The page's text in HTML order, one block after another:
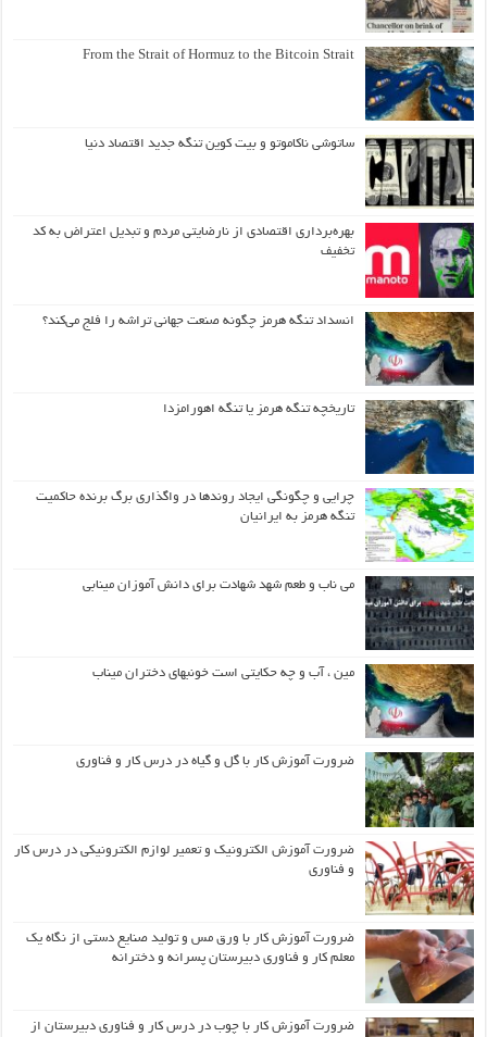
From the Strait of Hormuz to the Bitcoin Strait
ساتوشی ناکاموتو و بیت کوین تنگه جدید اقتصاد دنیا
بهره‌برداری اقتصادی از نارضایتی مردم و تبدیل اعتراض به کد
تخفیف
انسداد تنگه هرمز چگونه صنعت جهانی تراشه را فلج می‌کند؟
تاریخچه تنگه هرمز یا تنگه اهورامزدا
چرایی و چگونگی ایجاد روندها در واگذاری برگ برنده حاکمیت
تنگه هرمز به ایرانیان
می ناب و طعم شهد شهادت برای دانش آموزان مینابی
مین ، آب و چه حکایتی است خونبهای دختران میناب
ضرورت آموزش کار با گل و گیاه در درس کار و فناوری
ضرورت آموزش الکترونیک و تعمیر لوازم الکترونیکی در درس کار
و فناوری
ضرورت آموزش کار با ورق مس و تولید صنایع دستی از نگاه یک
معلم کار و فناوری دبیرستان پسرانه و دخترانه
ضرورت آموزش کار با چوب در درس کار و فناوری دبیرستان از